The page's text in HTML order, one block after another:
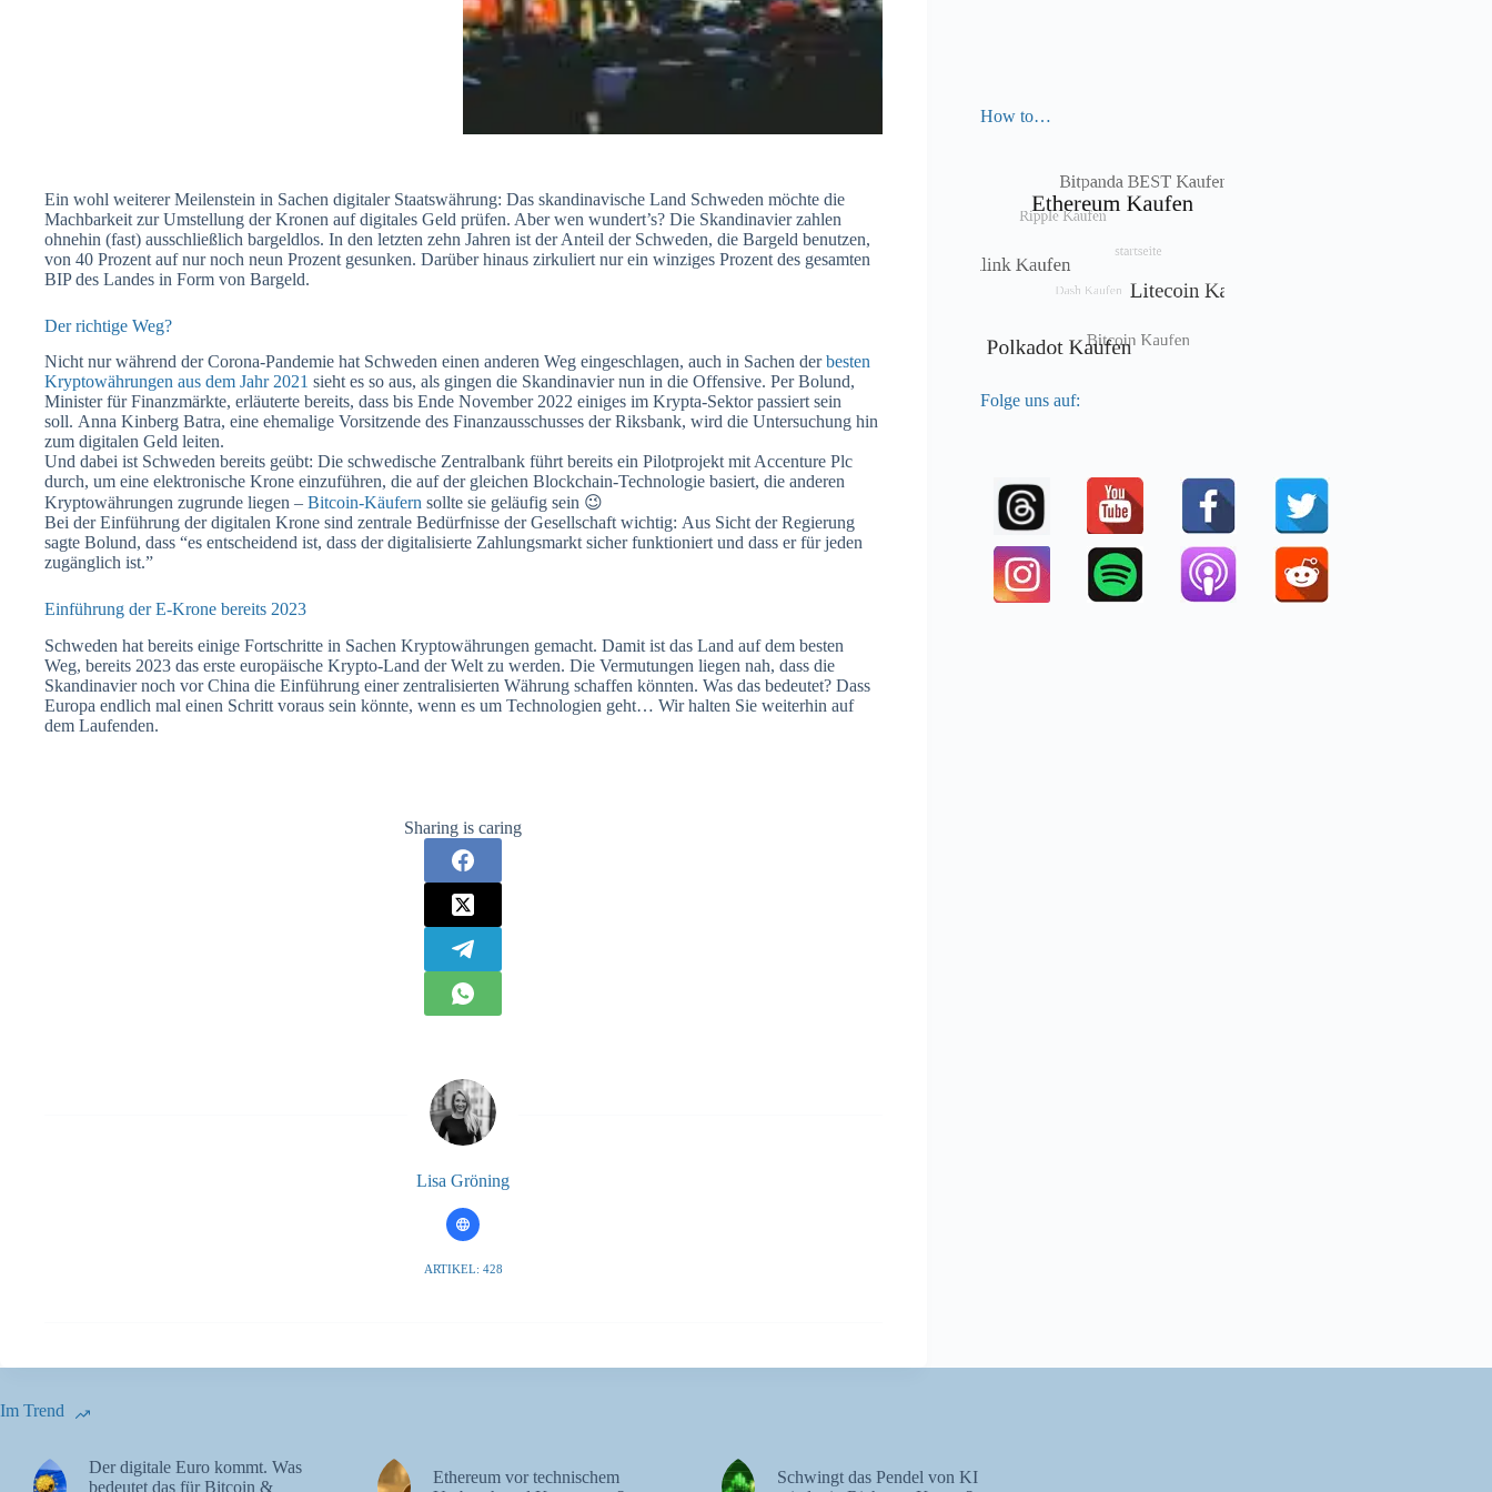
Ein wohl weiterer Meilenstein in Sachen digitaler Staatswährung: Das skandinavische Land Schweden möchte die
Machbarkeit zur Umstellung der Kronen auf digitales Geld prüfen. Aber wen wundert’s? Die Skandinavier zahlen
ohnehin (fast) ausschließlich bargeldlos. In den letzten zehn Jahren ist der Anteil der Schweden, die Bargeld benutzen,
von 40 Prozent auf nur noch neun Prozent gesunken. Darüber hinaus zirkuliert nur ein winziges Prozent des gesamten
BIP des Landes in Form von Bargeld.
Der richtige Weg?
Nicht nur während der Corona-Pandemie hat Schweden einen anderen Weg eingeschlagen, auch in Sachen derbesten
Kryptowährungen aus dem Jahr 2021 sieht es so aus, als gingen die Skandinavier nun in die Offensive. Per Bolund,
Minister für Finanzmärkte, erläuterte bereits, dass bis Ende November 2022 einiges im Krypta-Sektor passiert sein
soll. Anna Kinberg Batra, eine ehemalige Vorsitzende des Finanzausschusses der Riksbank, wird die Untersuchung hin
zum digitalen Geld leiten.
Und dabei ist Schweden bereits geübt: Die schwedische Zentralbank führt bereits ein Pilotprojekt mit Accenture Plc
durch, um eine elektronische Krone einzuführen, die auf der gleichen Blockchain-Technologie basiert, die anderen
Kryptowährungen zugrunde liegen – Bitcoin-Käufern sollte sie geläufig sein 😉
Bei der Einführung der digitalen Krone sind zentrale Bedürfnisse der Gesellschaft wichtig: Aus Sicht der Regierung
sagte Bolund, dass “es entscheidend ist, dass der digitalisierte Zahlungsmarkt sicher funktioniert und dass er für jeden
zugänglich ist.”
Einführung der E-Krone bereits 2023
Schweden hat bereits einige Fortschritte in Sachen Kryptowährungen gemacht. Damit ist das Land auf dem besten
Weg, bereits 2023 das erste europäische Krypto-Land der Welt zu werden. Die Vermutungen liegen nah, dass die
Skandinavier noch vor China die Einführung einer zentralisierten Währung schaffen könnten. Was das bedeutet? Dass
Europa endlich mal einen Schritt voraus sein könnte, wenn es um Technologien geht… Wir halten Sie weiterhin auf
dem Laufenden.
Sharing is caring
Lisa Gröning
ARTIKEL: 428
How to…
Folge uns auf:
Im Trend
Der digitale Euro kommt. Was
bedeutet das für Bitcoin &
Ethereum vor technischem
Schwingt das Pendel von KI